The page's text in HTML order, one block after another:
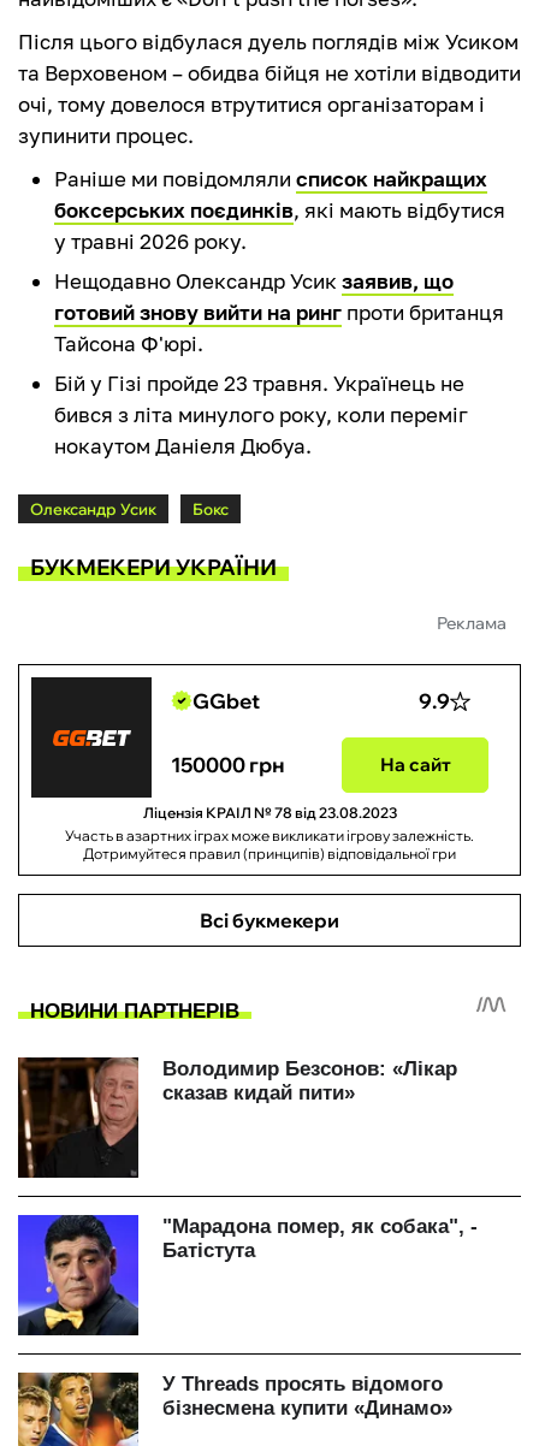
Після цього відбулася дуель поглядів між Усиком
та Верховеном – обидва бійця не хотіли відводити
очі, тому довелося втрутитися організаторам і
зупинити процес.
Раніше ми повідомляли список найкращих
боксерських поєдинків, які мають відбутися
у травні 2026 року.
Нещодавно Олександр Усик заявив, що
готовий знову вийти на ринг проти британця
Тайсона Ф'юрі.
Бій у Гізі пройде 23 травня. Українець не
бився з літа минулого року, коли переміг
нокаутом Даніеля Дюбуа.
Олександр Усик Бокс
БУКМЕКЕРИ УКРАЇНИ
Реклама
GGbet 9.9
150000 грн На сайт
Ліцензія КРАІЛ № 78 від 23.08.2023
Участь в азартних іграх може викликати ігрову залежність.
Дотримуйтеся правил (принципів) відповідальної гри
Всі букмекери